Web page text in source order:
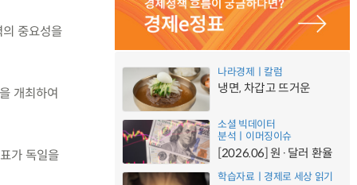
중요성을
개최하여
가 독일을
나라경제ㅣ칼럼
냉면, 차갑고 뜨거운
소셜 빅데이터
분석ㅣ이머징이슈
[2026.06] 원·달러 환율
학습자료ㅣ경제로 세상 읽기